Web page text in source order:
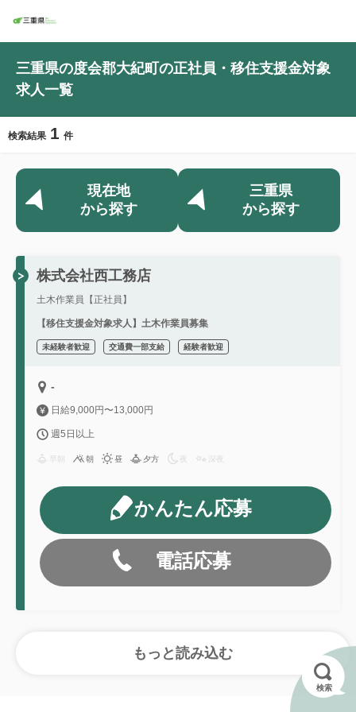
三重県の度会郡大紀町の正社員・移住支援金対象
求人一覧
検索結果 1 件
現在地
から探す
三重県
から探す
株式会社西工務店
土木作業員【正社員】
【移住支援金対象求人】土木作業員募集
未経験者歓迎 交通費一部支給 経験者歓迎
-
日給9,000円〜13,000円
週5日以上
朝 昼 夕方 夜 深夜
かんたん応募
電話応募
検索